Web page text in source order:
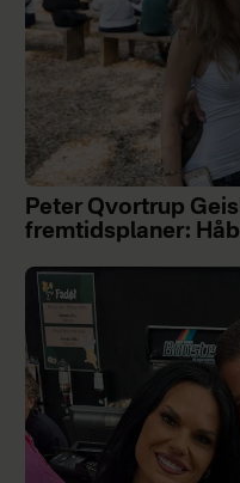
Peter Qvortrup
fremtidsplaner: